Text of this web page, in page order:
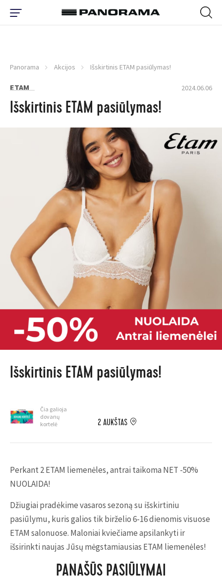
Panorama Akcijos Išskirtinis ETAM pasiūlymas!
ETAM 2024.06.06
Išskirtinis ETAM pasiūlymas!
Išskirtinis ETAM pasiūlymas!
Čia galioja
dovanų
kortelė
2 AUKŠTAS
Perkant 2 ETAM liemenėles, antrai taikoma NET -50%
NUOLAIDA!
Džiugiai pradėkime vasaros sezoną su išskirtiniu
pasiūlymu, kuris galios tik birželio 6-16 dienomis visuose
ETAM salonuose. Maloniai kviečiame apsilankyti ir
išsirinkti naujas Jūsų mėgstamiausias ETAM liemenėles!
PANAŠŪS PASIŪLYMAI